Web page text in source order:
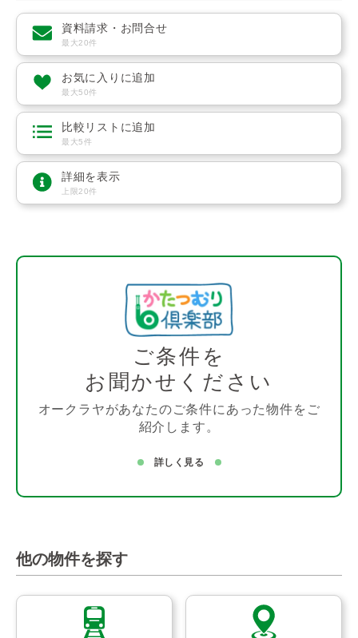
資料請求・お問合せ
最大20件
お気に入りに追加
最大50件
比較リストに追加
最大5件
詳細を表示
上限20件
ご条件を
お聞かせください
オークラヤがあなたのご条件にあった物件をご
紹介します。
詳しく見る
他の物件を探す